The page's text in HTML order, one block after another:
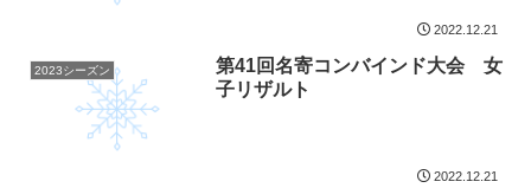
2022.12.21
2023シーズン
第41回名寄コンバインド大会 女
子リザルト
2022.12.21